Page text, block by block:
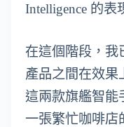
Intelligence 的表
在這個階段，我
產品之間在效果
這兩款旗艦智能
一張繁忙咖啡店